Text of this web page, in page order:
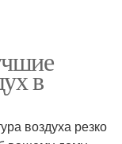
в
воздуха резко